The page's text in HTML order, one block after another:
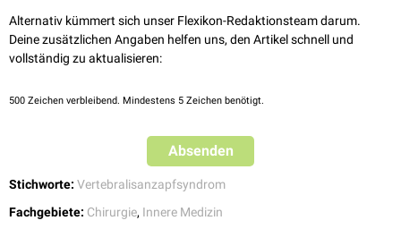
neurologische Ausfälle
anfallsartiger
Schwindel
anfallsartige
Ohrgeräusche
Parästhesien
Blässe
Differentialdiagnostik
Differentialdiagnostisch sollte ein akuter arterieller Verschluss (
Embolie
der Arteria subclavia und der hirnversorgenden Arterien (Arteria
ausgeschlossen werden.
Alternativ kümmert sich unser Flexikon-Redaktionsteam darum.
Deine zusätzlichen Angaben helfen uns, den Artikel schnell und
vollständig zu aktualisieren:
500 Zeichen verbleibend. Mindestens 5 Zeichen benötigt.
Absenden
Stichworte: Vertebralisanzapfsyndrom
Fachgebiete: Chirurgie, Innere Medizin